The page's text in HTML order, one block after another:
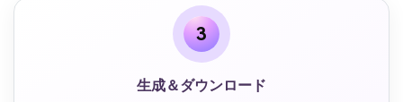
3
生成＆ダウンロード